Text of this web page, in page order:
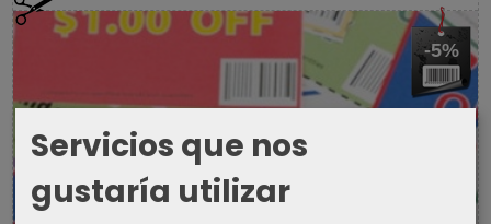
-5%
Servicios que nos
gustaría utilizar